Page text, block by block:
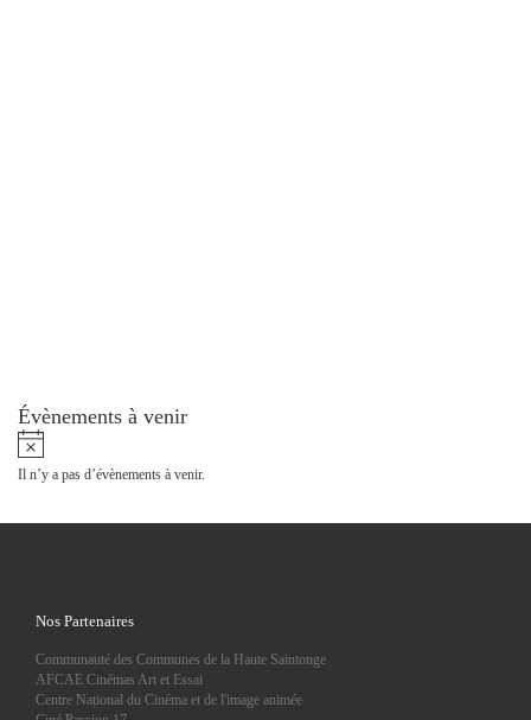
Évènements à venir
o
t
c
Il n’y a pas d’évènements à venir.
Nos Partenaires
Communauté des Communes de la Haute Saintonge
AFCAE Cinémas Art et Essai
Centre Național du Cinéma et de l'image animée